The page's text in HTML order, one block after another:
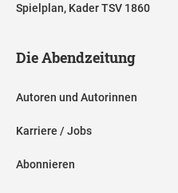
Spielplan, Kader TSV 1860
Die Abendzeitung
Autoren und Autorinnen
Karriere / Jobs
Abonnieren